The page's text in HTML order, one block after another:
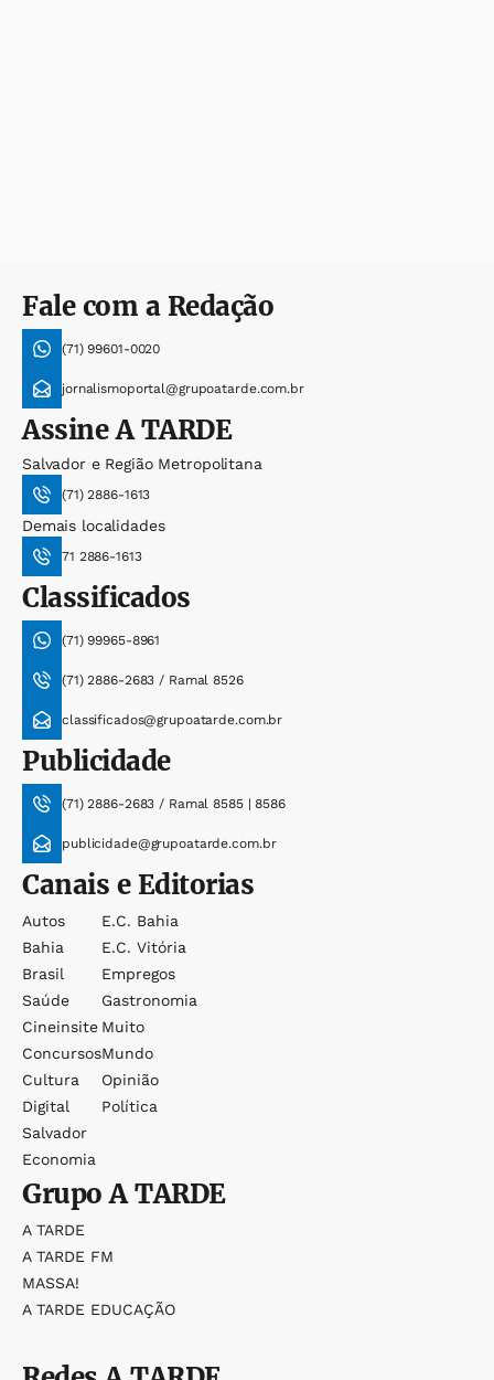
Fale com a Redação
(71) 99601-0020
jornalismoportal@grupoatarde.com.br
AssineA TARDE
Salvador e Região Metropolitana
(71) 2886-1613
Demais localidades
71 2886-1613
Classificados
(71) 99965-8961
(71) 2886-2683 / Ramal 8526
classificados@grupoatarde.com.br
Publicidade
(71) 2886-2683 / Ramal 8585 | 8586
publicidade@grupoatarde.com.br
Canais e Editorias
Autos
Bahia
Brasil
Saúde
Cineinsite
Concursos
Cultura
Digital
Salvador
Economia
E.c. Bahia
E.c. Vitória
Empregos
Gastronomia
Muito
Mundo
Opinião
Política
GrupoA TARDE
A TARDE
A TARDE FM
MASSA!
A TARDE EDUCAÇÃO